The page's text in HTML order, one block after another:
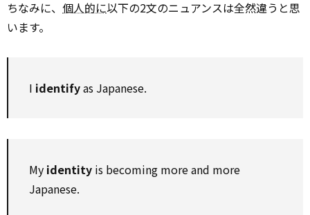
ちなみに、 個人的に以下の2文のニュアンスは全然違うと思
います。
I identifyas Japanese.
My identity is becoming more and more
Japanese.